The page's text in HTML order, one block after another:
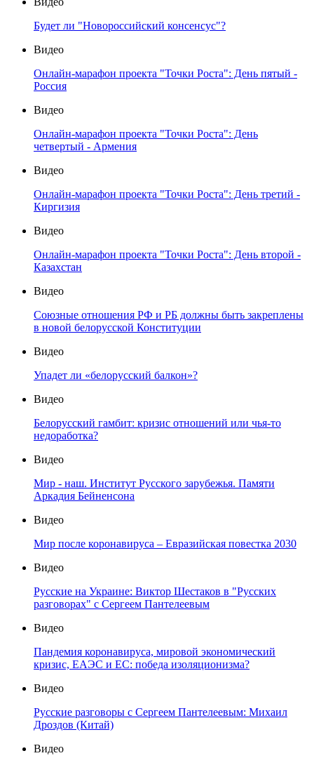
Будет ли "Новороссийский консенсус"?
Видео
Онлайн-марафон проекта "Точки Роста": День пятый -
Россия
Видео
Онлайн-марафон проекта "Точки Роста": День
четвертый - Армения
Видео
Онлайн-марафон проекта "Точки Роста": День третий -
Киргизия
Видео
Онлайн-марафон проекта "Точки Роста": День второй -
Казахстан
Видео
Союзные отношения РФ и РБ должны быть закреплены
в новой белорусской Конституции
Видео
Упадет ли «белорусский балкон»?
Видео
Белорусский гамбит: кризис отношений или чья-то
недоработка?
Видео
Мир - наш. Институт Русского зарубежья. Памяти
Аркадия Бейненсона
Видео
Мир после коронавируса – Евразийская повестка 2030
Видео
Русские на Украине: Виктор Шестаков в "Русских
разговорах" с Сергеем Пантелеевым
Видео
Пандемия коронавируса, мировой экономический
кризис, ЕАЭС и ЕС: победа изоляционизма?
Видео
Русские разговоры с Сергеем Пантелеевым: Михаил
Дроздов (Китай)
Видео